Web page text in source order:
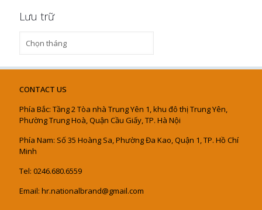
Lưu trữ
trữ
CONTACT US
Phía Bắc: Tầng 2 Tòa nhà Trung Yên 1, khu đô thị Trung Yên,
Phường Trung Hoà, Quận Cầu Giấy, TP. Hà Nội
Phía Nam: Số 35 Hoàng Sa, Phường Đa Kao, Quận 1, TP. Hồ Chí
Minh
Tel: 0246.680.6559
Email: hr.nationalbrand@gmail.com